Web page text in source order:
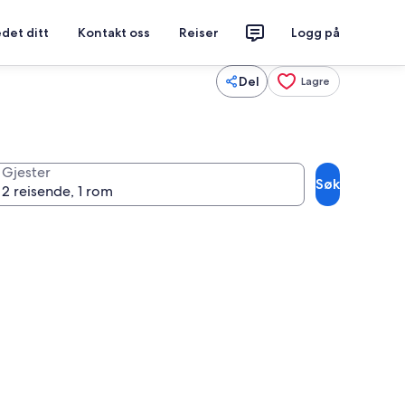
ditt Kontakt oss Reiser Logg på
Del Lagre
Gjester
Søk